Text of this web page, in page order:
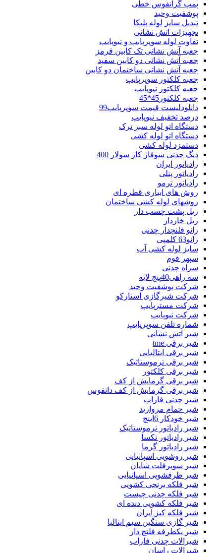
پمپ گرانفوس خطی
پوشفیت وحید
تبدیل سایز لوله پلیکا
تجهیزات اتش نشانی
تفاوت لوله سوپرپابپ و نیوپایپ
جعبه آتش نشانی تک کابین قرمز
جعبه آتش نشانی دو کابین سفید
جعبه آتش نشانی ساختمان دو کابین
جعبه کلکتور سوپرپایپ
جعبه کلکتور نیوپایپ
جعبه کلکتور45*45
دانلودلیست قیمت سوپرپایپ99
درصد تخفیف نیوپایپ
دستگاه اتو لوله سبز ترک
دستگاه اتو لوله کشی
دستمزد لوله کشی
دیگ چدنی شوفاژ کار سولار 400
رادیاتور ایران
رادیاتور پنلی
رادیاتور ترمو
روش های ابیاری قطره ای
روشهای لوله کشی ساختمان
ریل پشت چسب دار
ریل خاردار
زانو فلنچدار چدنی
زانو63 کلمپی
سایز لوله کشی آب
سپهر فوم
سراه چدنی
سه راهی40پنج لایه
شرکت پوشفیت وحید
شرکت شیرگازی استارکو
شرکت مسترپایپ
شرکت نیوپایپ
شماره تلفن سوپرپایپ
شیر اتش نشانی
شیر برقی tme
شیر برقی ایتالیایی
شیر برقی ترموستاتیک
شیر برقی کلکتور
شیر برقی گرمایش از کف
شیر برقی گرمایش از کف دانفوس
شیر چدنی فاراب
شیر حمام مروارید
شیر خودکار 6اینچ
شیر رادیاتور ترموستاتیک
شیر رادیاتور تکسا
شیر رادیاتور گرما
شیر روشویی اسپانیایی
شیر سوپرفلت شایان
شیر ظرفشویی اسپانیایی
شیر فلکه برنجی کشویی
شیر فلکه چدنی چیست
شیر فلکه کشویی دنده ای
شیر فلکه کیز ایران
شیر گازی سنگین سیم ایتالیا
شیر یکطرفه فلنچ دار
شیرالات چدنی فاراب
شیرالات راسان